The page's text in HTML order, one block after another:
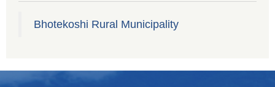
Bhotekoshi Rural Municipality